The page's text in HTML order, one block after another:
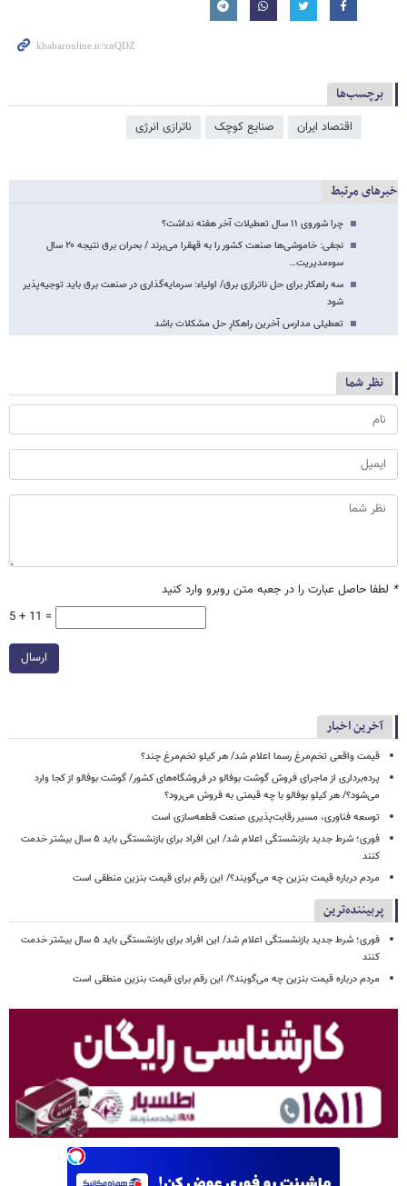
برچسب‌ها
اقتصاد ایران صنایع کوچک ناترازی انرژی
خبرهای مرتبط
چرا شوروی ۱۱ سال تعطیلات آخر هفته نداشت؟
نجفی: خاموشی‌ها صنعت کشور را به قهقرا می‌برند / بحران برق نتیجه ۲۰ سال
سوءمدیریت…
سه راهکار برای حل ناترازی برق/ اولیاء: سرمایه‌گذاری در صنعت برق باید توجیه‌پذیر
شود
تعطیلی مدارس آخرین راهکارِ حل مشکلات باشد
نظر شما
* لطفا حاصل عبارت را در جعبه متن روبرو وارد کنید
5 + 11 =
ارسال
آخرین اخبار
قیمت واقعی تخم‌مرغ رسما اعلام شد/ هر کیلو تخم‌مرغ چند؟
پرده‌برداری از ماجرای فروش گوشت بوفالو در فروشگاه‌های کشور/ گوشت بوفالو از کجا وارد
می‌شود؟/ هر کیلو بوفالو با چه قیمتی به فروش می‌رود؟
توسعه فناوری، مسیر رقابت‌پذیری صنعت قطعه‌سازی است
فوری؛ شرط جدید بازنشستگی اعلام شد/ این افراد برای بازنشستگی باید ۵ سال بیشتر خدمت
کنند
مردم درباره قیمت بنزین چه می‌گویند؟/ این رقم برای قیمت بنزین منطقی است
پربیننده‌ترین
فوری؛ شرط جدید بازنشستگی اعلام شد/ این افراد برای بازنشستگی باید ۵ سال بیشتر خدمت
کنند
مردم درباره قیمت بنزین چه می‌گویند؟/ این رقم برای قیمت بنزین منطقی است